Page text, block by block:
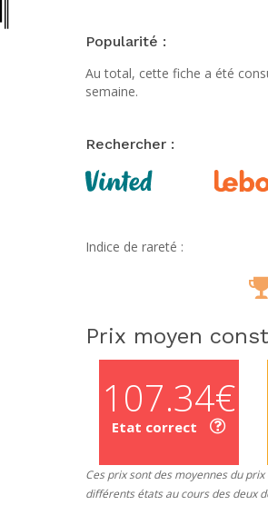
Popularité :
Au total, cette fiche a été
semaine.
Rechercher :
Indice de rareté :
Prix moyen
107.34€
Etat correct
Ces prix sont des moyennes du
différents états au cours des deux